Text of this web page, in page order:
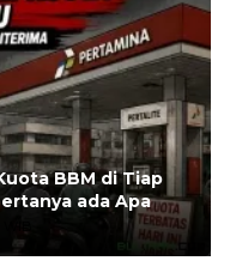
BBM di Tiap
ada Apa